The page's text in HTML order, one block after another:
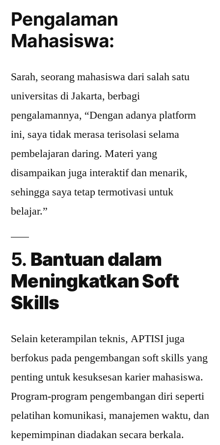
Pengalaman
Mahasiswa:
Sarah, seorang mahasiswa dari salah satu
universitas di Jakarta, berbagi
pengalamannya, “Dengan adanya platform
ini, saya tidak merasa terisolasi selama
pembelajaran daring. Materi yang
disampaikan juga interaktif dan menarik,
sehingga saya tetap termotivasi untuk
belajar.”
5. Bantuan dalam
Meningkatkan Soft
Skills
Selain keterampilan teknis, APTISI juga
berfokus pada pengembangan soft skills yang
penting untuk kesuksesan karier mahasiswa.
Program-program pengembangan diri seperti
pelatihan komunikasi, manajemen waktu, dan
kepemimpinan diadakan secara berkala.